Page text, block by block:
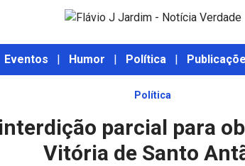
Eventos | Humor | Política |
Política
parcial para
Vitória de Santo